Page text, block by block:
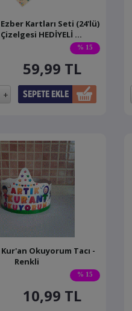
% 15
Kartları Seti (24'lü)
HEDİYELİ ...
59,99 TL
% 15
Okuyorum Tacı -
Renkli
10,99 TL